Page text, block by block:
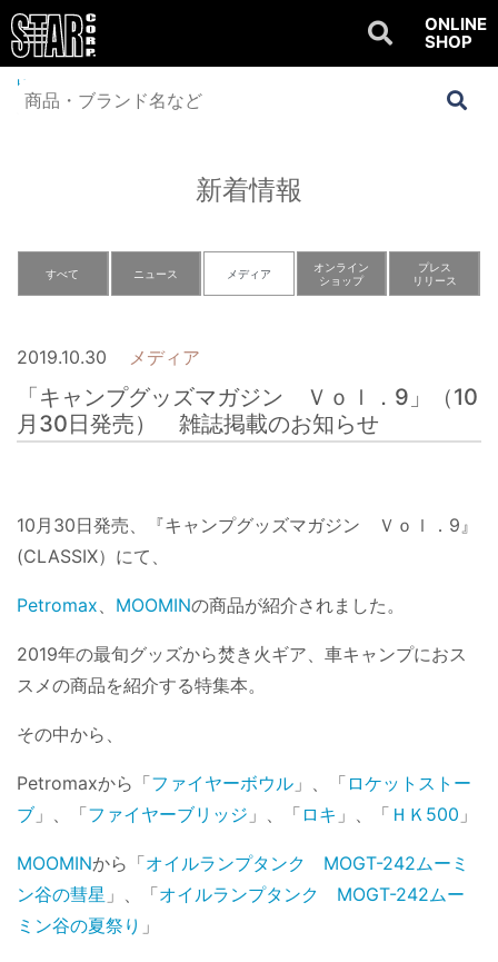
ONLINE
SHOP
Home
月30日発売） 雑誌掲載のお知らせ
新着情報
すべて ニュース メディア
オンライン
ショップ
プレス
リリース
2019.10.30 メディア
「キャンプグッズマガジン Ｖｏｌ．9」（10
月30日発売） 雑誌掲載のお知らせ
10月30日発売、『キャンプグッズマガジン Ｖｏｌ．9』
(CLASSIX）にて、
Petromax、 MOOMINの商品が紹介されました。
2019年の最旬グッズから焚き火ギア、車キャンプにおス
スメの商品を紹介する特集本。
その中から、
Petromaxから「ファイヤーボウル 」、「 ロケットストー
ブ 」、「ファイヤーブリッジ 」、「 ロキ 」、「 ＨＫ500 」
MOOMINから「オイルランプタンク MOGT-242ムーミ
ン谷の彗星 」、「オイルランプタンク MOGT-242ムー
ミン谷の夏祭り 」